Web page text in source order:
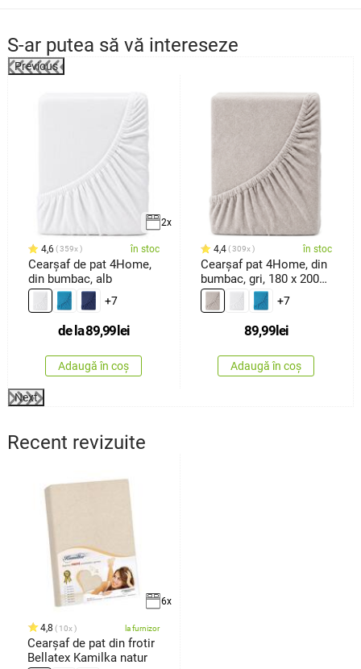
S-ar putea să vă intereseze
Previous
2x
4,6 359x în stoc
Cearșaf de pat 4Home,
din bumbac, alb
+7
de la89,99 lei
Adaugă în coș
4,4 309x în stoc
Cearșaf pat 4Home, din
bumbac, gri, 180 x 200
cm
+7
89,99 lei
Adaugă în coș
Next
Recent revizuite
6x
4,8 10x la furnizor
Cearșaf de pat din frotir
Bellatex Kamilka natur